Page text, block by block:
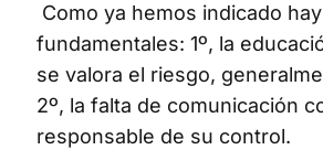
Como ya hemos indicado
fundamentales: 1º, la
se valora el riesgo,
2º, la falta de comunicación
responsable de su control.